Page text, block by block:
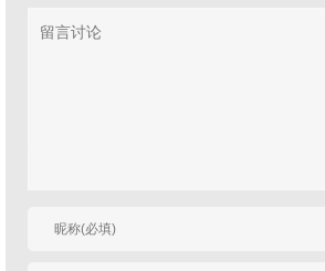
有人回复时邮件通知